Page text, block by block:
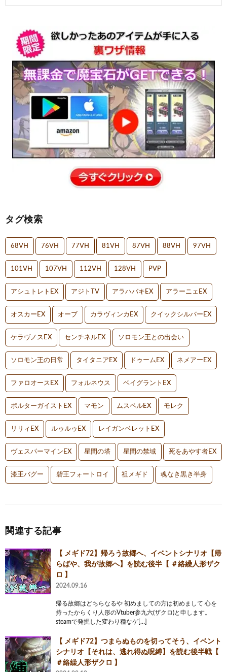
タグ検索
68VH 76VH 77VH 81VH 87VH 88VH 97VH
101VH 107VH 112VH 128VH PVP
アシュトレトEX アジトTV アラハバキEX アラーニェEX
オスカーEX オーブ カラヴィンカEX クイックシルバーEX
ケラヴノスEX センチネルEX ソロモン王との出会い
ソロモン王の日常 タイタニアEX ドゥームEX ネメアーEX
ファロオースEX フォルネウス ベイグラントEX
ポルターガイストEX マモン ムスペルEX モレク
リリィEX ルゥルゥEX レイガンベレットEX
ヴェスパーマインEX 星間の塔 星間の禁域 死をあやす者EX
漆王バグー 砦王フォートロイ 祖メギド 魂なき黒き半身
関連する記事
【 メギド72】帰ろう故郷へ、イベントシナリオ【帰
らばや、我が故郷へ】を読む後半【 ＃絡繰人形ザク
ロ 】
2024.09.16
帰る故郷はどちらなるや 初めましての方は初めまして 心を
持ったからくり人形のVtuber参九六(ザクロ)と申します。
steamで発掘した変わり種なゲ[…]
【 メギド72】つまらぬものを切ってそう、イベント
シナリオ【それは、逃れ得ぬ呪縛】を読む後半戦【
＃絡繰人形ザクロ 】